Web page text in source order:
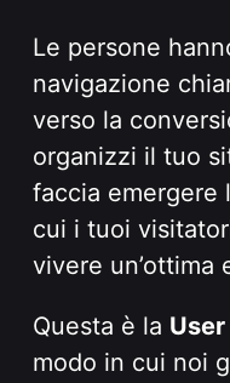
Le persone
navigazione
verso la
organizzi il tuo
faccia emergere
cui i tuoi
vivere un’ottima
Questa è la
modo in cui noi